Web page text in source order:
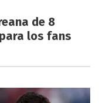
de 8
los fans